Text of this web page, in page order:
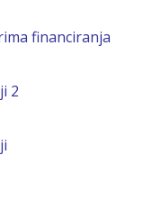
financiranja
2